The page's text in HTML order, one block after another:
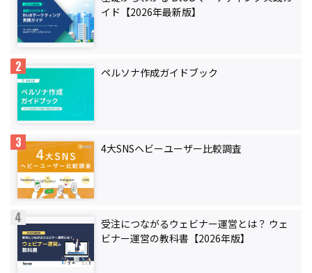
イド【2026年最新版】
ペルソナ作成ガイドブック
4大SNSヘビーユーザー比較調査
受注につながるウェビナー運営とは？ ウェ
ビナー運営の教科書【2026年版】